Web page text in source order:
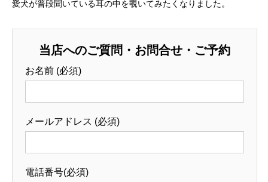
愛犬が普段聞いている耳の中を覗いてみたくなりました。
当店へのご質問・お問合せ・ご予約
お名前 (必須)
メールアドレス (必須)
電話番号(必須)